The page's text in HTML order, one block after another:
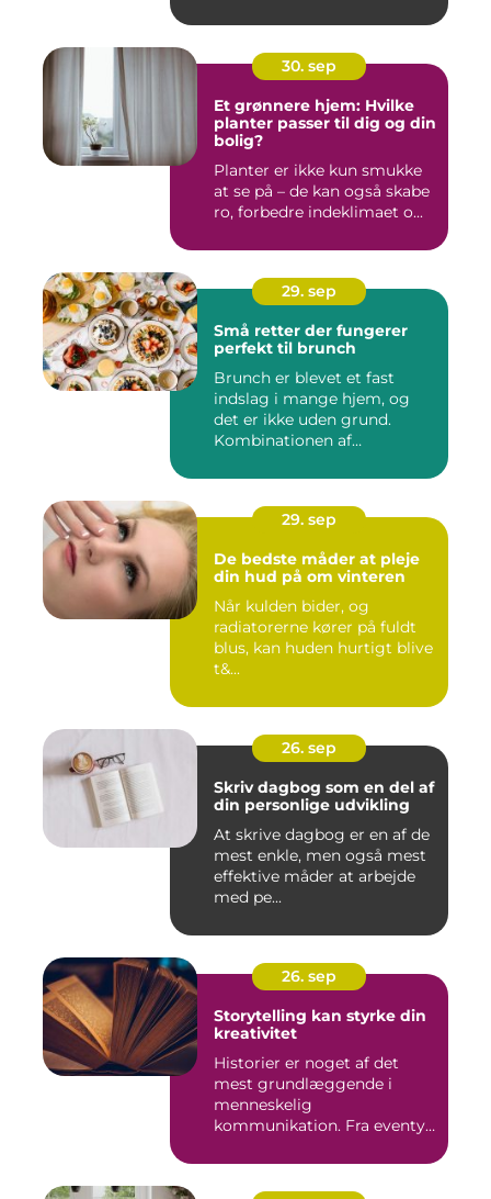
30. sep
Et grønnere hjem: Hvilke
planter passer til dig og din
bolig?
Planter er ikke kun smukke
at se på – de kan også skabe
ro, forbedre indeklimaet o...
29. sep
Små retter der fungerer
perfekt til brunch
Brunch er blevet et fast
indslag i mange hjem, og
det er ikke uden grund.
Kombinationen af
29. sep
De bedste måder at pleje
din hud på om vinteren
Når kulden bider, og
radiatorerne kører på fuldt
blus, kan huden hurtigt blive
t&...
26. sep
Skriv dagbog som en del af
din personlige udvikling
At skrive dagbog er en af de
mest enkle, men også mest
effektive måder at arbejde
med pe...
26. sep
Storytelling kan styrke din
kreativitet
Historier er noget af det
mest grundlæggende i
menneskelig
kommunikation. Fra eventyr